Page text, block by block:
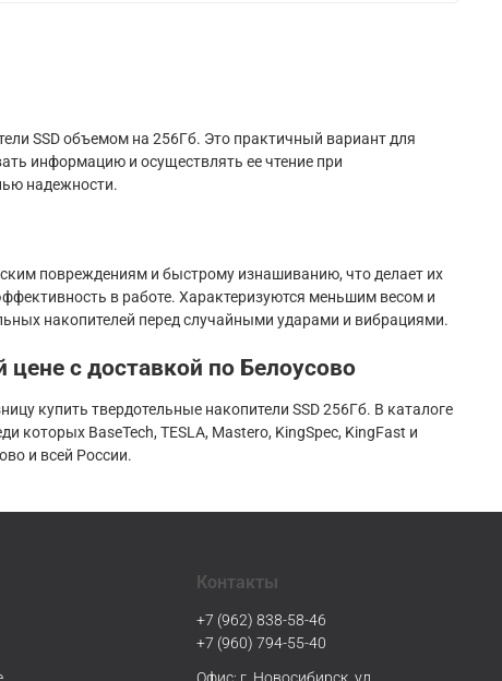
SSD объемом на 256Гб. Это практичный вариант для
информацию и осуществлять ее чтение при
надежности.
повреждениям и быстрому изнашиванию, что делает их
в работе. Характеризуются меньшим весом и
накопителей перед случайными ударами и вибрациями.
цене с доставкой по Белоусово
купить твердотельные накопители SSD 256Гб. В каталоге
BaseTech, TESLA, Mastero, KingSpec, KingFast и
и всей России.
Контакты
+7 (962) 838-58-46
+7 (960) 794-55-40
Офис: г. Новосибирск, ул.